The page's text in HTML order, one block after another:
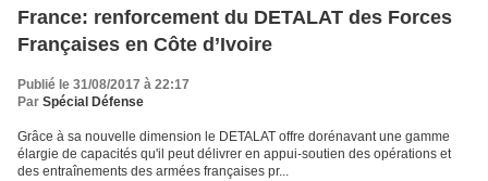
France: renforcement du DETALAT des Forces
Françaises en Côte d’Ivoire
Publié le 31/08/2017 à 22:17
Par Spécial Défense
Grâce à sa nouvelle dimension le DETALAT offre dorénavant une gamme
élargie de capacités qu'il peut délivrer en appui-soutien des opérations et
des entraînements des armées françaises pr...